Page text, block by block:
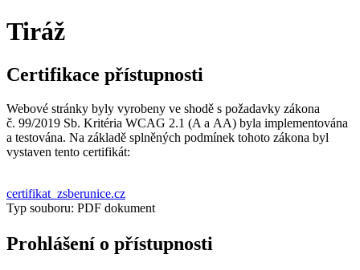
Tiráž
Certifikace přístupnosti
Webové stránky byly vyrobeny ve shodě s požadavky zákona
č. 99/2019 Sb. Kritéria WCAG 2.1 (A a AA) byla implementována
a testována. Na základě splněných podmínek tohoto zákona byl
vystaven tento certifikát:
certifikat_zsberunice.cz
Typ souboru: PDF dokument
Prohlášení o přístupnosti